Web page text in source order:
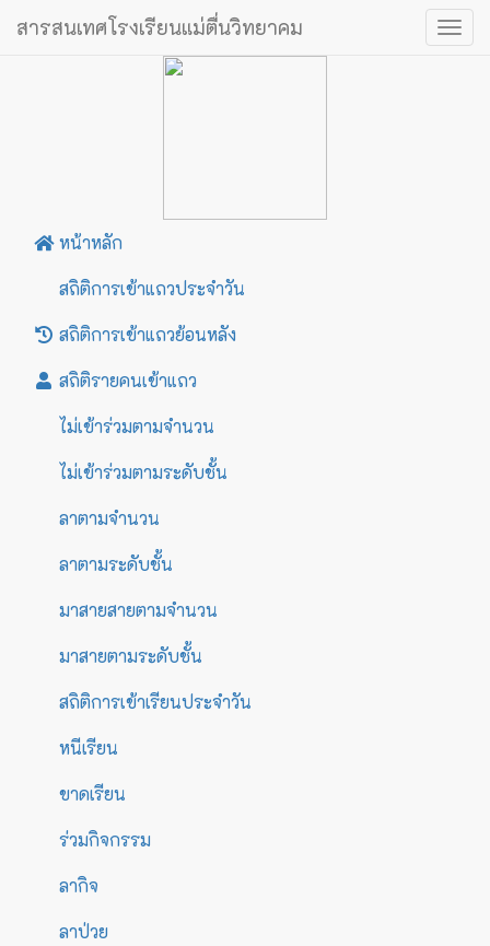
สารสนเทศโรงเรียนแม่ตื่นวิทยาคม
หน้าหลัก
สถิติการเข้าแถวประจำวัน
สถิติการเข้าแถวย้อนหลัง
สถิติรายคนเข้าแถว
ไม่เข้าร่วมตามจำนวน
ไม่เข้าร่วมตามระดับชั้น
ลาตามจำนวน
ลาตามระดับชั้น
มาสายสายตามจำนวน
มาสายตามระดับชั้น
สถิติการเข้าเรียนประจำวัน
หนีเรียน
ขาดเรียน
ร่วมกิจกรรม
ลากิจ
ลาป่วย